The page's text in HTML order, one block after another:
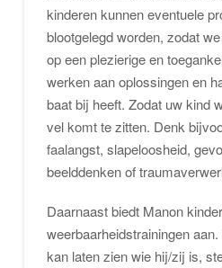
kinderen kunnen eventuele
blootgelegd worden, zodat
op een plezierige en
werken aan oplossingen en
baat bij heeft. Zodat uw kind
vel komt te zitten. Denk
faalangst, slapeloosheid,
beelddenken of
Daarnaast biedt Manon
weerbaarheidstrainingen
kan laten zien wie hij/zij is,